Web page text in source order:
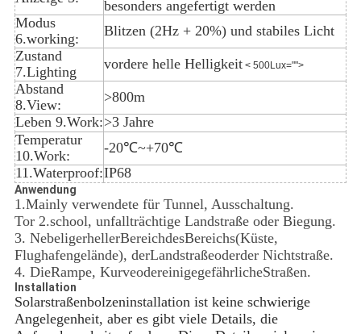
besonders angefertigt werden
Modus
6.working:
Blitzen (2Hz + 20%) und stabiles Licht
Zustand
7.Lighting
vordere helle Helligkeit< 500Lux="">
Abstand
8.View:
>800m
Leben 9.Work:>3 Jahre
Temperatur
10.Work:
-20℃~+70℃
11.Waterproof:IP68
Anwendung
1.Mainly verwendete für Tunnel, Ausschaltung.
Tor 2.school, unfallträchtige Landstraße oder Biegung.
3. NebeligerhellerBereichdesBereichs(Küste,
Flughafengelände), derLandstraßeoderder Nichtstraße.
4. DieRampe, KurveodereinigegefährlicheStraßen.
Installation
Solarstraßenbolzeninstallation ist keine schwierige
Angelegenheit, aber es gibt viele Details, die